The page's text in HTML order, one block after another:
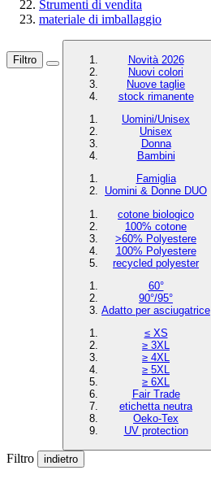
Strumenti di vendita
materiale di imballaggio
Filtro
Novità 2026
Nuovi colori
Nuove taglie
stock rimanente
Uomini/Unisex
Unisex
Donna
Bambini
Famiglia
Uomini & Donne DUO
cotone biologico
100% cotone
>60% Polyestere
100% Polyestere
recycled polyester
60°
90°/95°
Adatto per asciugatrice
≤ XS
≥ 3XL
≥ 4XL
≥ 5XL
≥ 6XL
Fair Trade
etichetta neutra
Oeko-Tex
UV protection
Filtro indietro